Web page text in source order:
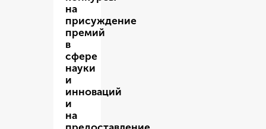
на
присуждение
премий
в
сфере
науки
и
инноваций
и
на